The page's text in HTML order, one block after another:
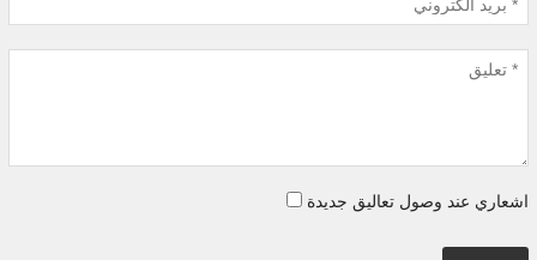
اشعاري عند وصول تعاليق جديدة